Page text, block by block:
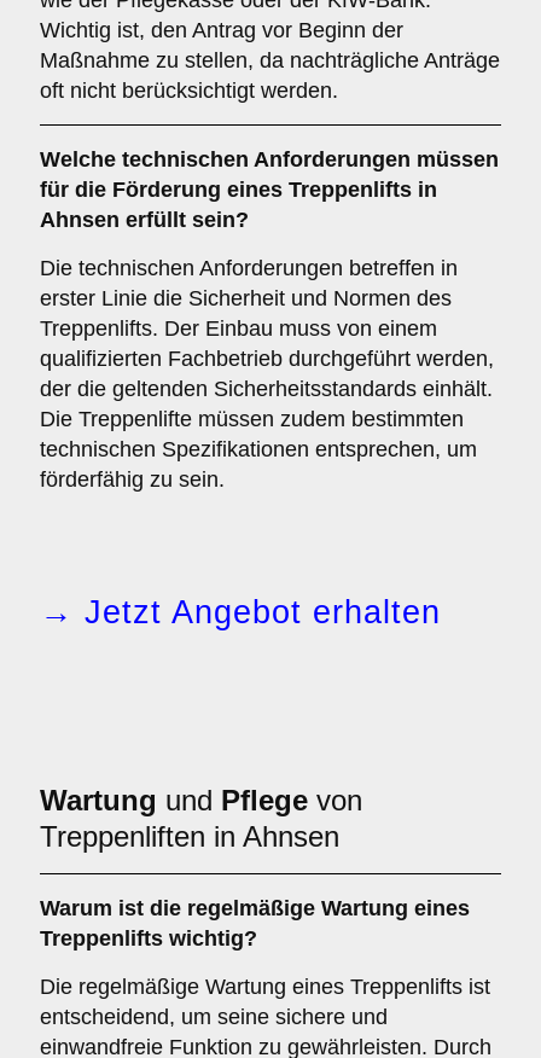
Wichtig ist, den Antrag vor Beginn der
Maßnahme zu stellen, da nachträgliche Anträge
oft nicht berücksichtigt werden.
Welche technischen Anforderungen müssen
für die Förderung eines Treppenlifts in
Ahnsen erfüllt sein?
Die technischen Anforderungen betreffen in
erster Linie die Sicherheit und Normen des
Treppenlifts. Der Einbau muss von einem
qualifizierten Fachbetrieb durchgeführt werden,
der die geltenden Sicherheitsstandards einhält.
Die Treppenlifte müssen zudem bestimmten
technischen Spezifikationen entsprechen, um
förderfähig zu sein.
→ Jetzt Angebot erhalten
Wartung und Pflege von
Treppenliften in Ahnsen
Warum ist die regelmäßige Wartung eines
Treppenlifts wichtig?
Die regelmäßige Wartung eines Treppenlifts ist
entscheidend, um seine sichere und
einwandfreie Funktion zu gewährleisten. Durch